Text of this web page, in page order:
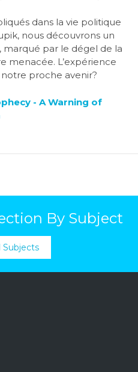
dans la vie politique
nous découvrons un
marqué par le dégel de la
menacée. L’expérience
proche avenir?
- A Warning of
By Subject
Subjects